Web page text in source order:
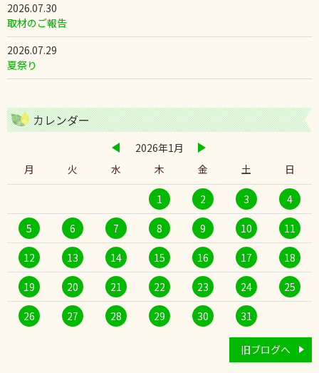
2026.07.30
取材のご報告
2026.07.29
夏祭り
カレンダー
2026年1月
月
火 水 木 金 土 日
1 2 3 4
5 6 7 8 9 10 11
12 13 14 15 16 17 18
19 20 21 22 23 24 25
26 27 28 29 30 31
旧ブログへ